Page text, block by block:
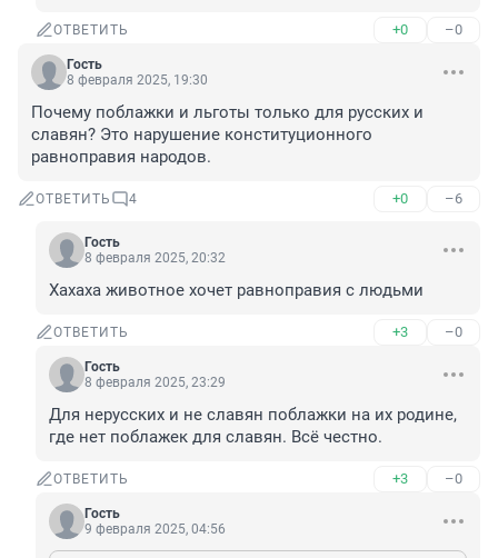
ОТВЕТИТЬ +0 –0
Гость
8 февраля 2025, 19:30
Почему поблажки и льготы только для русских и
славян? Это нарушение конституционного
равноправия народов.
ОТВЕТИТЬ 4 +0 –6
Гость
8 февраля 2025, 20:32
Хахаха животное хочет равноправия с людьми
ОТВЕТИТЬ +3 –0
Гость
8 февраля 2025, 23:29
Для нерусских и не славян поблажки на их родине,
где нет поблажек для славян. Всё честно.
ОТВЕТИТЬ +3 –0
Гость
9 февраля 2025, 04:56